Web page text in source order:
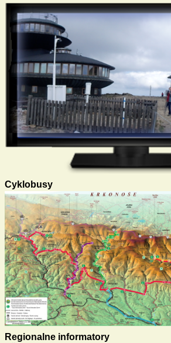
Cyklobusy
Regionalne informatory